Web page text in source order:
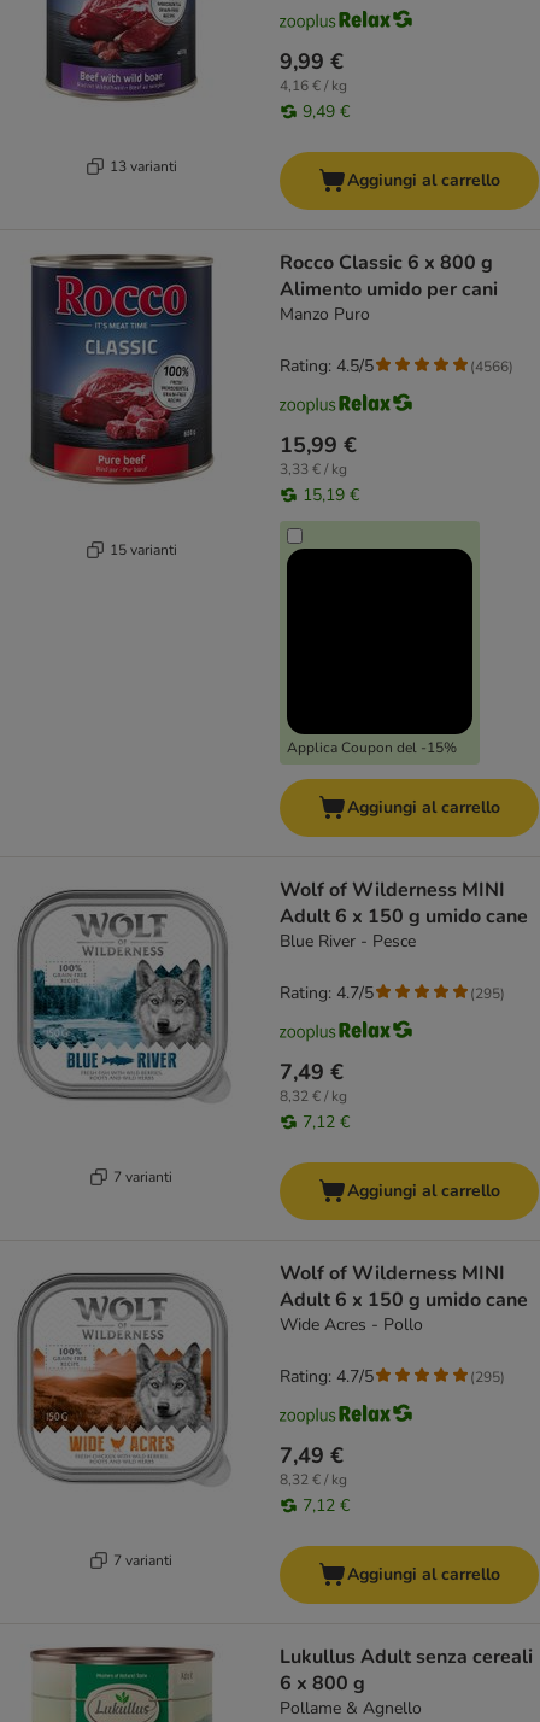
13 varianti
9,99 €
4,16 € / kg
9,49 €
Aggiungi al carrello
15 varianti
Rocco Classic 6 x 800 g
Alimento umido per cani
Manzo Puro
15,99 €
3,33 € / kg
15,19 €
Applica Coupon del -15%
Rating: 4.5/5 (4566)
Aggiungi al carrello
7 varianti
Wolf of Wilderness MINI
Adult 6 x 150 g umido cane
Blue River - Pesce
7,49 €
8,32 € / kg
7,12 €
Rating: 4.7/5 (295)
Aggiungi al carrello
7 varianti
Wolf of Wilderness MINI
Adult 6 x 150 g umido cane
Wide Acres - Pollo
7,49 €
8,32 € / kg
7,12 €
Rating: 4.7/5 (295)
Aggiungi al carrello
Lukullus Adult senza cereali
6 x 800 g
Pollame & Agnello